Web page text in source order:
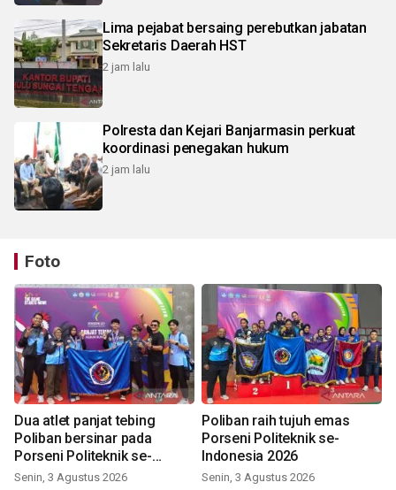
Lima pejabat bersaing perebutkan jabatan
Sekretaris Daerah HST
2 jam lalu
Polresta dan Kejari Banjarmasin perkuat
koordinasi penegakan hukum
2 jam lalu
Foto
Dua atlet panjat tebing
Poliban bersinar pada
Porseni Politeknik se-
Indonesia 2026
Senin, 3 Agustus 2026
Poliban raih tujuh emas
Porseni Politeknik se-
Indonesia 2026
Senin, 3 Agustus 2026